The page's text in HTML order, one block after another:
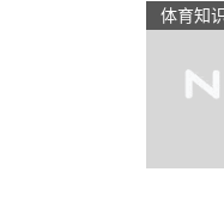
体育知